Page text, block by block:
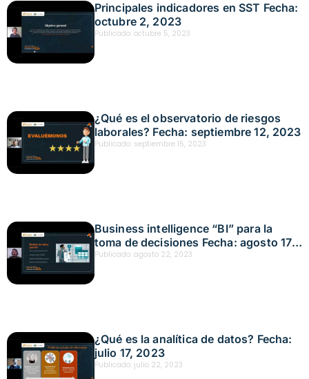
Principales indicadores en SST Fecha:
octubre 2, 2023
Publicado: octubre 5, 2023
¿Qué es el observatorio de riesgos
laborales? Fecha: septiembre 12, 2023
Publicado: septiembre 15, 2023
Business intelligence “BI” para la
toma de decisiones Fecha: agosto 17,
2023
Publicado: agosto 22, 2023
¿Qué es la analítica de datos? Fecha:
julio 17, 2023
Publicado: julio 22, 2023